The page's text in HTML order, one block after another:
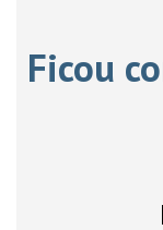
Ficou